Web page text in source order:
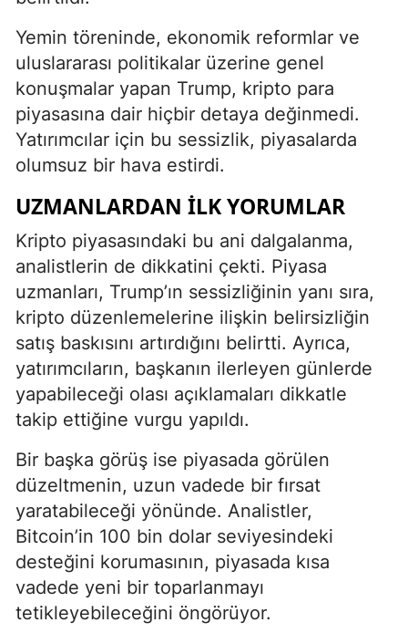
Yemin töreninde, ekonomik reformlar ve
uluslararası politikalar üzerine genel
konuşmalar yapan Trump, kripto para
piyasasına dair hiçbir detaya değinmedi.
Yatırımcılar için bu sessizlik, piyasalarda
olumsuz bir hava estirdi.
UZMANLARDAN İLK YORUMLAR
Kripto piyasasındaki bu ani dalgalanma,
analistlerin de dikkatini çekti. Piyasa
uzmanları, Trump’ın sessizliğinin yanı sıra,
kripto düzenlemelerine ilişkin belirsizliğin
satış baskısını artırdığını belirtti. Ayrıca,
yatırımcıların, başkanın ilerleyen günlerde
yapabileceği olası açıklamaları dikkatle
takip ettiğine vurgu yapıldı.
Bir başka görüş ise piyasada görülen
düzeltmenin, uzun vadede bir fırsat
yaratabileceği yönünde. Analistler,
Bitcoin’in 100 bin dolar seviyesindeki
desteğini korumasının, piyasada kısa
vadede yeni bir toparlanmayı
tetikleyebileceğini öngörüyor.